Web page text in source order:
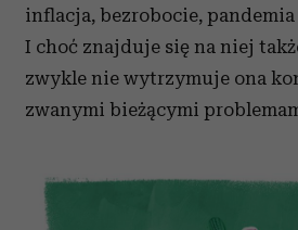
inflacja, bezrobocie, pandemia
I choć znajduje się na niej
zwykle nie wytrzymuje ona
zwanymi bieżącymi